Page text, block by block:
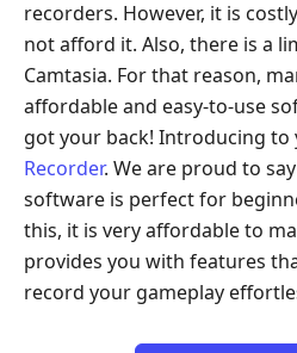
recorders. However, it is
not afford it. Also, there is a
Camtasia. For that reason,
affordable and easy-to-use
got your back! Introducing to
Recorder. We are proud to
software is perfect for
this, it is very affordable to
provides you with features
record your gameplay